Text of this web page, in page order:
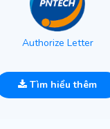
Authorize Letter
Tìm hiểu thêm